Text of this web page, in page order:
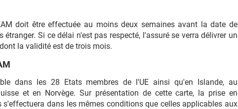
doit être effectuée au moins deux semaines avant la date de
étranger. Si ce délai n'est pas respecté, l'assuré se verra délivrer un
la validité est de trois mois.
dans les 28 Etats membres de l'UE ainsi qu'en Islande, au
et en Norvège. Sur présentation de cette carte, la prise en
s'effectuera dans les mêmes conditions que celles applicables aux